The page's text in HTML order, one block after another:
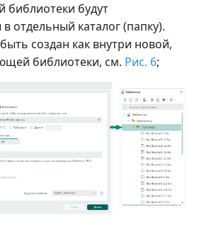
библиотеки будут
отдельный каталог (папку).
создан как внутри новой,
библиотеки, см. Рис. 6;